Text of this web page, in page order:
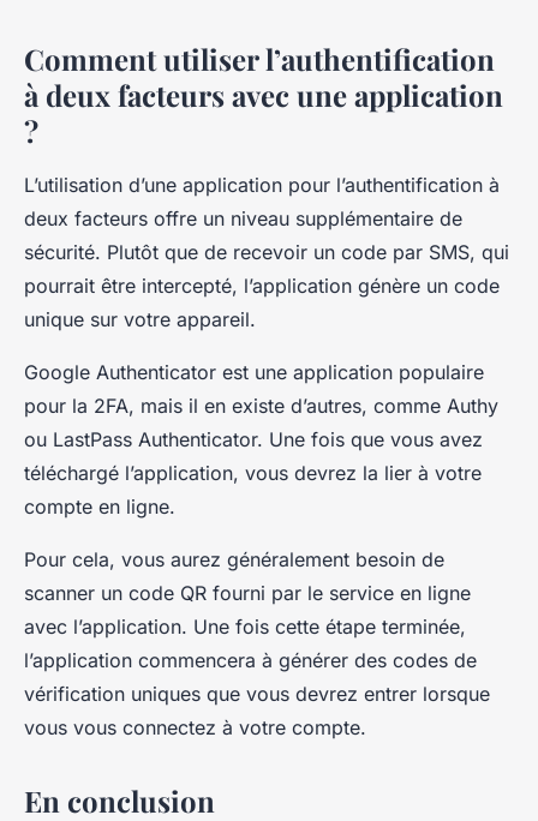
Comment utiliser l’authentification
à deux facteurs avec une application
?
L’utilisation d’une application pour l’authentification à
deux facteurs offre un niveau supplémentaire de
sécurité. Plutôt que de recevoir un code par SMS, qui
pourrait être intercepté, l’application génère un code
unique sur votre appareil.
Google Authenticator est une application populaire
pour la 2FA, mais il en existe d’autres, comme Authy
ou LastPass Authenticator. Une fois que vous avez
téléchargé l’application, vous devrez la lier à votre
compte en ligne.
Pour cela, vous aurez généralement besoin de
scanner un code QR fourni par le service en ligne
avec l’application. Une fois cette étape terminée,
l’application commencera à générer des codes de
vérification uniques que vous devrez entrer lorsque
vous vous connectez à votre compte.
En conclusion